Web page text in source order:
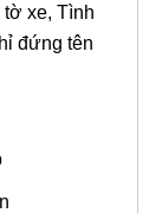
xe, Tình
đứng tên